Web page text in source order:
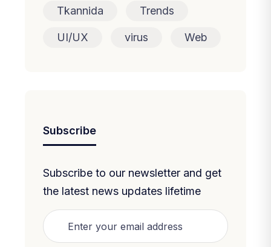
Tkannida Trends
UI/UX virus Web
Subscribe
Subscribe to our newsletter and get
the latest news updates lifetime